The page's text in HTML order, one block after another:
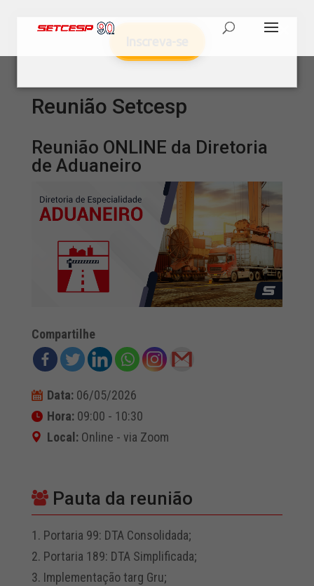
Reunião Setcesp
Reunião ONLINE da Diretoria
de Aduaneiro
Compartilhe
Data:06/05/2026
Hora:09:00 - 10:30
Local:Online - via Zoom
Pauta da reunião
1. Portaria 99: DTA Consolidada;
2. Portaria 189: DTA Simplificada;
3. Implementação targ Gru;